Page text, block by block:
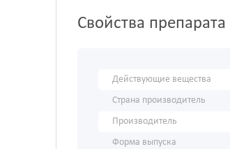
Свойства препарата
Действующие вещества
Страна производитель
Производитель
Форма выпуска